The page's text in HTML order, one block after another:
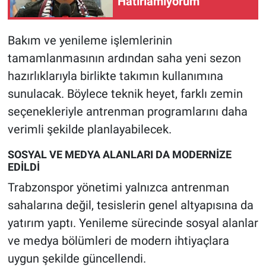
Bakım ve yenileme işlemlerinin
tamamlanmasının ardından saha yeni sezon
hazırlıklarıyla birlikte takımın kullanımına
sunulacak. Böylece teknik heyet, farklı zemin
seçenekleriyle antrenman programlarını daha
verimli şekilde planlayabilecek.
SOSYAL VE MEDYA ALANLARI DA MODERNİZE
EDİLDİ
Trabzonspor yönetimi yalnızca antrenman
sahalarına değil, tesislerin genel altyapısına da
yatırım yaptı. Yenileme sürecinde sosyal alanlar
ve medya bölümleri de modern ihtiyaçlara
uygun şekilde güncellendi.